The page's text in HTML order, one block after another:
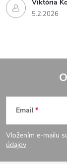
Viktória
5.2.2026
Z
á
p
Email
Vložením e-mailu
údajov